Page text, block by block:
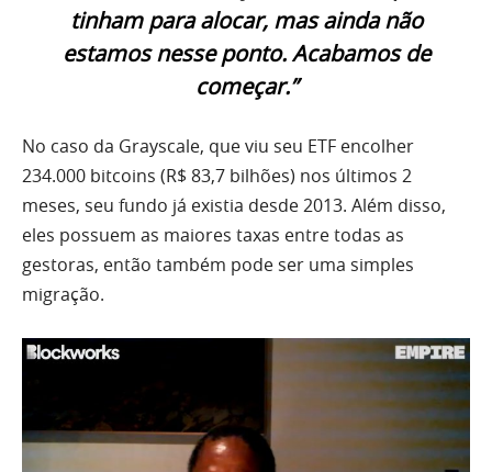
tinham para alocar, mas ainda não
estamos nesse ponto. Acabamos de
começar.”
No caso da Grayscale, que viu seu ETF encolher
234.000 bitcoins (R$ 83,7 bilhões) nos últimos 2
meses, seu fundo já existia desde 2013. Além disso,
eles possuem as maiores taxas entre todas as
gestoras, então também pode ser uma simples
migração.